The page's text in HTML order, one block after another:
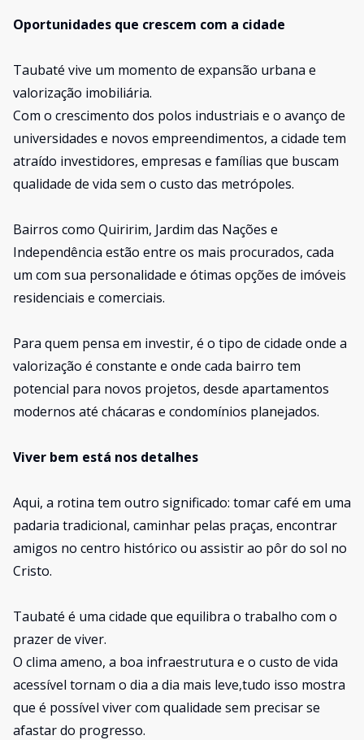
Oportunidades que crescem com a cidade
Taubaté vive um momento de expansão urbana e
valorização imobiliária.
Com o crescimento dos polos industriais e o avanço de
universidades e novos empreendimentos, a cidade tem
atraído investidores, empresas e famílias que buscam
qualidade de vida sem o custo das metrópoles.
Bairros como Quiririm, Jardim das Nações e
Independência estão entre os mais procurados, cada
um com sua personalidade e ótimas opções de imóveis
residenciais e comerciais.
Para quem pensa em investir, é o tipo de cidade onde a
valorização é constante e onde cada bairro tem
potencial para novos projetos, desde apartamentos
modernos até chácaras e condomínios planejados.
Viver bem está nos detalhes
Aqui, a rotina tem outro significado: tomar café em uma
padaria tradicional, caminhar pelas praças, encontrar
amigos no centro histórico ou assistir ao pôr do sol no
Cristo.
Taubaté é uma cidade que equilibra o trabalho com o
prazer de viver.
O clima ameno, a boa infraestrutura e o custo de vida
acessível tornam o dia a dia mais leve,tudo isso mostra
que é possível viver com qualidade sem precisar se
afastar do progresso.